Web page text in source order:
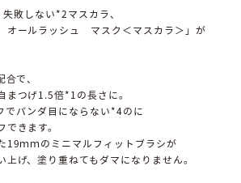
敗しない*2マスカラ、
オールラッシュ マスク＜マスカラ＞」が
で、
まつげ1.5倍*1の長さに。
でパンダ目にならない*4のに
きます。
19ｍｍのミニマルフィットブラシが
げ、塗り重ねてもダマになりません。